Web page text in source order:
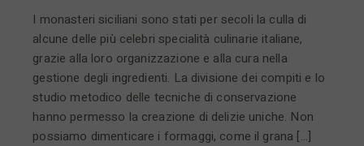
I monasteri siciliani sono stati per secoli la culla di
alcune delle più celebri specialità culinarie italiane,
grazie alla loro organizzazione e alla cura nella
gestione degli ingredienti. La divisione dei compiti e lo
studio metodico delle tecniche di conservazione
hanno permesso la creazione di delizie uniche. Non
possiamo dimenticare i formaggi, come il grana […]